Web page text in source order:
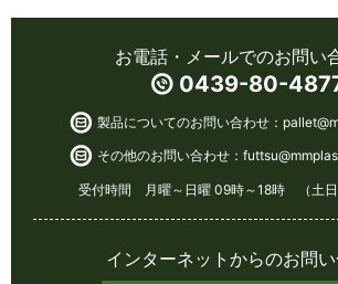
お電話・メールでのお問い
0439-80-
製品についてのお問い合わせ：
その他のお問い合わせ：
受付時間 月曜～日曜 09時～18時 （土日
インターネットからのお問